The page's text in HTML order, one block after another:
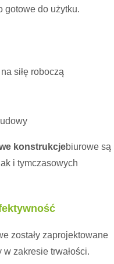
gotowe do użytku.
siłę roboczą
konstrukcjebiurowe są
i tymczasowych
zostały zaprojektowane
zakresie trwałości.